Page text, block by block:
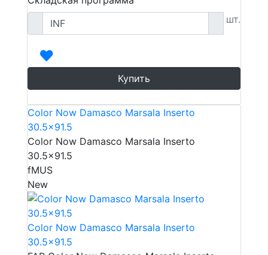
шт.
Купить
Color Now Damasco Marsala Inserto
30.5x91.5
Color Now Damasco Marsala Inserto
30.5x91.5
fMUS
New
Color Now Damasco Marsala Inserto
30.5x91.5